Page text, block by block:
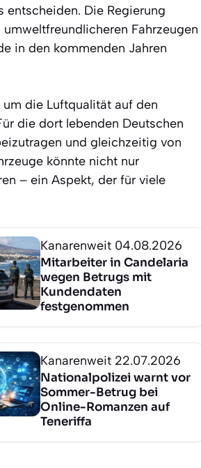
entscheiden. Die Regierung
Fahrzeugen
in den kommenden Jahren
die Luftqualität auf den
die dort lebenden Deutschen
und gleichzeitig von
könnte nicht nur
– ein Aspekt, der für viele
Kanarenweit 04.08.2026
Mitarbeiter in Candelaria
wegen Betrugs mit
Kundendaten
festgenommen
Kanarenweit 22.07.2026
Nationalpolizei warnt vor
Sommer-Betrug bei
Online-Romanzen auf
Teneriffa